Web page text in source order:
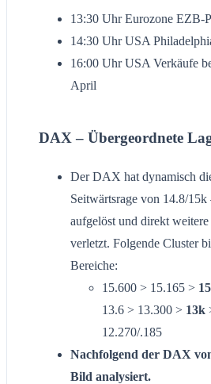
13:30 Uhr Eurozone EZB-
14:30 Uhr USA
16:00 Uhr USA Verkäufe
April
DAX – Übergeordnete
Der DAX hat dynamisch
Seitwärtsrage von 14.8/15k
aufgelöst und direkt
verletzt. Folgende Cluster
Bereiche:
15.600 > 15.165 >
13.6 > 13.300 > 13k
12.270/.185
Nachfolgend der DAX
Bild analysiert.